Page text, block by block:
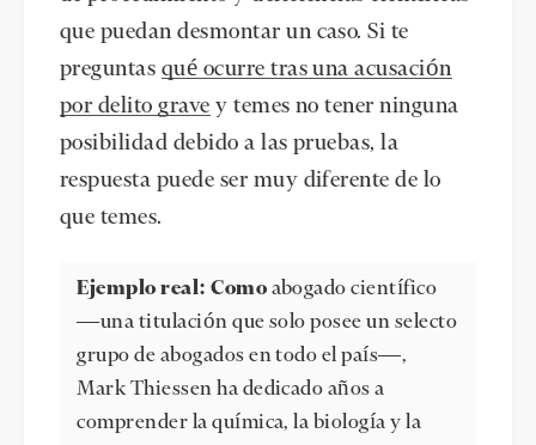
que puedan desmontar un caso. Si te
preguntas qué ocurre tras una acusación
por delito grave y temes no tener ninguna
posibilidad debido a las pruebas, la
respuesta puede ser muy diferente de lo
que temes.
Ejemplo real: Como abogado científico
—una titulación que solo posee un selecto
grupo de abogados en todo el país—,
Mark Thiessen ha dedicado años a
comprender la química, la biología y la